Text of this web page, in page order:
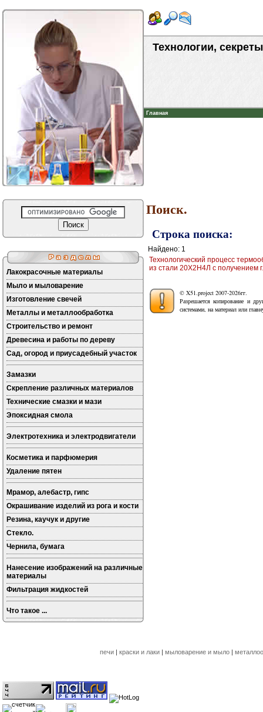
Технологии,
Главная
Лакокрасочные материалы
Мыло и мыловарение
Изготовление свечей
Металлы и металлообработка
Строительство и ремонт
Древесина и работы по дереву
Сад, огород и приусадебный участок
Замазки
Скрепление различных материалов
Технические смазки и мази
Эпоксидная смола
Электротехника и электродвигатели
Косметика и парфюмерия
Удаление пятен
Мрамор, алебастр, гипс
Окрашивание изделий из рога и кости
Резина, каучук и другие
Стекло.
Чернила, бумага
Нанесение изображений на различные
материалы
Фильтрация жидкостей
Что такое ...
Поиск.
Строка поиска:
Найдено: 1
Технологический процесс
из стали 20Х2Н4Л с получением
© X51.project 2007-2026гг.
Разрешается копирование и
системами, на материал или
печи | краски и лаки | мыловарение и мыло |